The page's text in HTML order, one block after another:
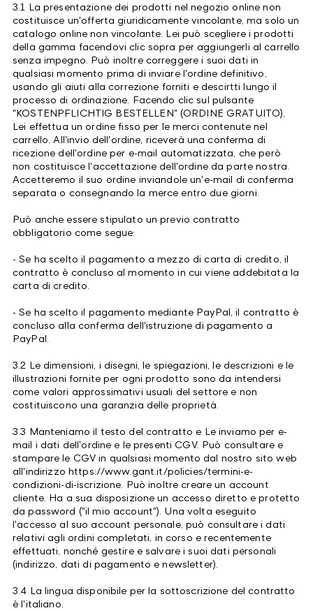
3.1 La presentazione dei prodotti nel negozio online non
costituisce un'offerta giuridicamente vincolante, ma solo un
catalogo online non vincolante. Lei può scegliere i prodotti
della gamma facendovi clic sopra per aggiungerli al carrello
senza impegno. Può inoltre correggere i suoi dati in
qualsiasi momento prima di inviare l'ordine definitivo,
usando gli aiuti alla correzione forniti e descirtti lungo il
processo di ordinazione. Facendo clic sul pulsante
"KOSTENPFLICHTIG BESTELLEN" (ORDINE GRATUITO),
Lei effettua un ordine fisso per le merci contenute nel
carrello. All'invio dell'ordine, riceverà una conferma di
ricezione dell'ordine per e-mail automatizzata, che però
non costituisce l'accettazione dell'ordine da parte nostra.
Accetteremo il suo ordine inviandole un'e-mail di conferma
separata o consegnando la merce entro due giorni.
Può anche essere stipulato un previo contratto
obbligatorio come segue:
- Se ha scelto il pagamento a mezzo di carta di credito, il
contratto è concluso al momento in cui viene addebitata la
carta di credito.
- Se ha scelto il pagamento mediante PayPal, il contratto è
concluso alla conferma dell'istruzione di pagamento a
PayPal.
3.2 Le dimensioni, i disegni, le spiegazioni, le descrizioni e le
illustrazioni fornite per ogni prodotto sono da intendersi
come valori approssimativi usuali del settore e non
costituiscono una garanzia delle proprietà.
3.3 Manteniamo il testo del contratto e Le inviamo per e-
mail i dati dell'ordine e le presenti CGV. Può consultare e
stampare le CGV in qualsiasi momento dal nostro sito web
all'indirizzo https://www.gant.it/policies/termini-e-
condizioni-di-iscrizione . Può inoltre creare un account
cliente. Ha a sua disposizione un accesso diretto e protetto
da password ("il mio account"). Una volta eseguito
l'accesso al suo account personale, può consultare i dati
relativi agli ordini completati, in corso e recentemente
effettuati, nonché gestire e salvare i suoi dati personali
(indirizzo, dati di pagamento e newsletter).
3.4 La lingua disponibile per la sottoscrizione del contratto
è l'italiano.